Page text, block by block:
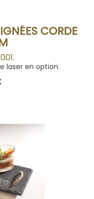
CORDE
laser en option.